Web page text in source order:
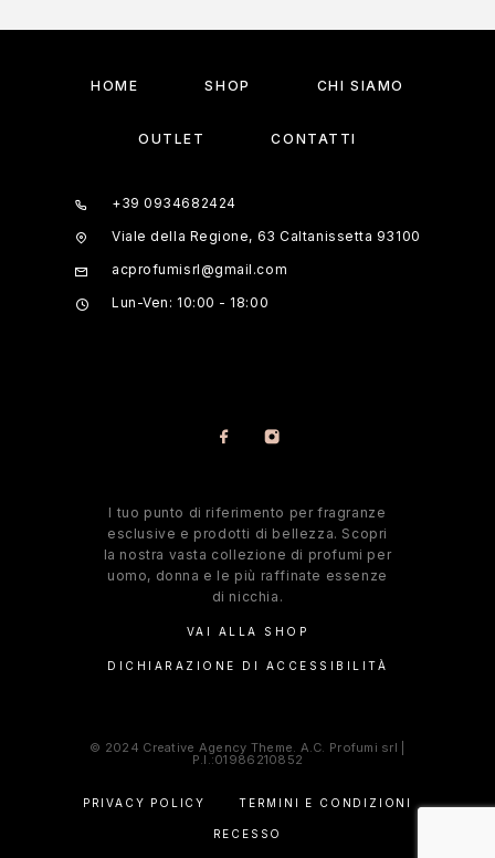
HOME SHOP CHI SIAMO
OUTLET CONTATTI
+39 0934682424
Viale della Regione, 63 Caltanissetta 93100
acprofumisrl@gmail.com
Lun-Ven: 10:00 - 18:00
l tuo punto di riferimento per fragranze
esclusive e prodotti di bellezza. Scopri
la nostra vasta collezione di profumi per
uomo, donna e le più raffinate essenze
di nicchia.
VAI ALLA SHOP
DICHIARAZIONE DI ACCESSIBILITÀ
© 2024 Creative Agency Theme. A.C. Profumi srl |
P.I.:01986210852
PRIVACY POLICY TERMINI E CONDIZIONI
RECESSO